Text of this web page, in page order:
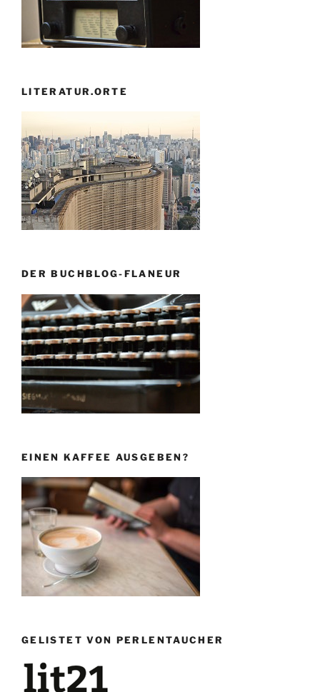
LITERATUR.ORTE
DER BUCHBLOG-FLANEUR
EINEN KAFFEE AUSGEBEN?
GELISTET VON PERLENTAUCHER